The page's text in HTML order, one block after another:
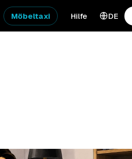
Möbeltaxi Hilfe DE